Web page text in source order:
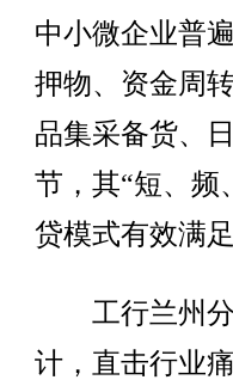
中小微企业普
押物、资金周
品集采备货、
节，其“短、频
贷模式有效满足
工行兰州分
计，直击行业